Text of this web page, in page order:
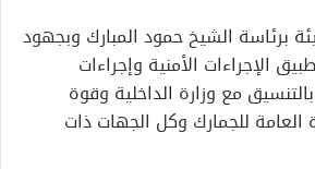
برئاسة الشيخ حمود المبارك وبجهود
الإجراءات الأمنية وإجراءات
مع وزارة الداخلية وقوة
العامة للجمارك وكل الجهات ذات